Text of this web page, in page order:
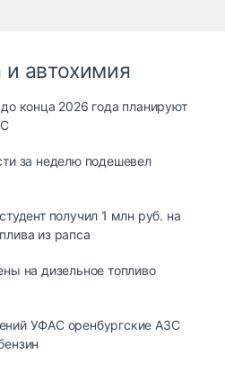
автохимия
конца 2026 года планируют
за неделю подешевел
получил 1 млн руб. на
из рапса
на дизельное топливо
УФАС оренбургские АЗС